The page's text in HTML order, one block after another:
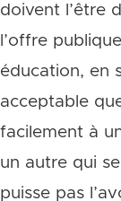
doivent l’être
l’offre
éducation, en
acceptable
facilement à
un autre qui
puisse pas